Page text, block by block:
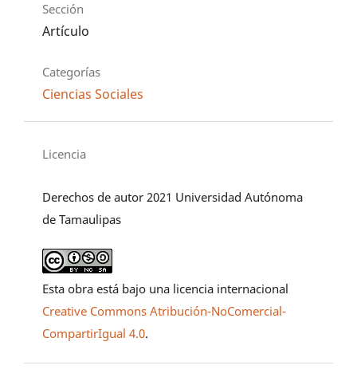
Sección
Artículo
Categorías
Ciencias Sociales
Licencia
Derechos de autor 2021 Universidad Autónoma
de Tamaulipas
Esta obra está bajo una licencia internacional
Creative Commons Atribución-NoComercial-
CompartirIgual 4.0.